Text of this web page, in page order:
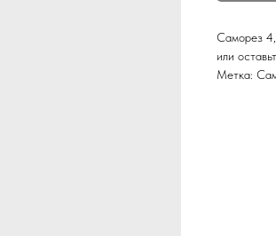
Саморез
или
Метка: